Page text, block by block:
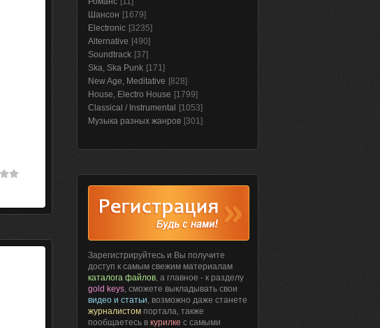
Шансон [1679]
Electronic [3235]
Alternative [490]
Soundtrack [37]
Ska, Ska Punk [171]
New Age, Meditative [828]
House, Electro House [1799]
Classical / Instrumental
[1053]
Музыка разных жанров [301]
Зарегистрируйтесь и Вы получите
доступ к самым свежим материалам
каталога файлов, а главное - к разделу
gold keys, сможете выкладывать свои
видео и статьи, возможно даже станете
журналистом портала, также
пообщаетесь в курилке с самыми